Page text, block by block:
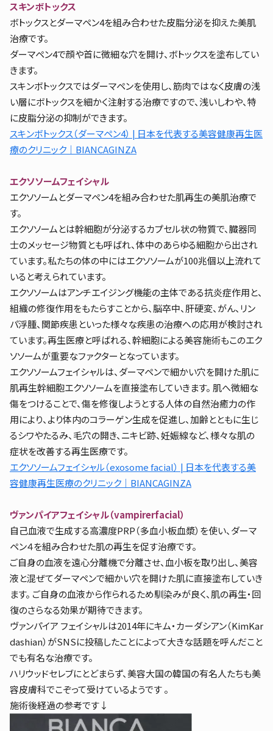
スキンボトックス
ボトックスとダーマペン4を組み合わせた皮脂分泌を抑えた美肌
治療です。
ダーマペン4で顔や首に微細な穴を開け、ボトックスを塗布してい
きます。
スキンボトックスではダーマペンを使用し、筋肉ではなく皮膚の浅
い層にボトックスを細かく注射する治療ですので、浅いしわや、特
に皮脂分泌の抑制ができます。
スキンボトックス（ダーマペン4） | 日本を代表する美容健康再生医
療のクリニック｜BIANCAGINZA
エクソソームフェイシャル
エクソソームとダーマペン4を組み合わせた肌再生の美肌治療で
す。
エクソソームとは幹細胞が分泌するカプセル状の物質で、臓器同
士のメッセージ物質とも呼ばれ、体中のあらゆる細胞から出され
ています。私たちの体の中にはエクソソームが100兆個以上流れて
いると考えられています。
エクソソームはアンチエイジング機能の主体である抗炎症作用と、
組織の修復作用をもたらすことから、脳卒中、肝硬変、がん、リン
パ浮腫、関節疾患といった様々な疾患の治療への応用が検討され
ています。再生医療と呼ばれる、幹細胞による美容施術もこのエク
ソソームが重要なファクターとなっています。
エクソソームフェイシャルは、ダーマペンで細かい穴を開けた肌に
肌再生幹細胞エクソソームを直接塗布していきます。 肌へ微細な
傷をつけることで、傷を修復しようとする人体の自然治癒力の作
用により、より体内のコラーゲン生成を促進し、加齢とともに生じ
るシワやたるみ、毛穴の開き、ニキビ跡、妊娠線など、様々な肌の
症状を改善する再生医療です。
エクソソームフェイシャル（exosome facial） | 日本を代表する美
容健康再生医療のクリニック｜BIANCAGINZA
ヴァンパイアフェイシャル（vampirerfacial）
自己血液で生成する高濃度PRP（多血小板血漿）を使い、ダーマ
ペン４を組み合わせた肌の再生を促す治療です。
ご自身の血液を遠心分離機で分離させ、血小板を取り出し、美容
液と混ぜてダーマペンで細かい穴を開けた肌に直接塗布していき
ます。 ご自身の血液から作られるため馴染みが良く、肌の再生・回
復のさらなる効果が期待できます。
ヴァンパイア フェイシャルは2014年にキム・カーダシアン（KimKar
dashian）がSNSに投稿したことによって大きな話題を呼んだこと
でも有名な治療です。
ハリウッドセレブにとどまらず、美容大国の韓国の有名人たちも美
容皮膚科でこぞって受けているようです 。
施術後経過の参考です↓